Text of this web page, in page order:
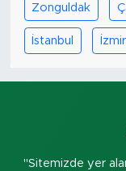
Zonguldak
İstanbul İzmir
"Sitemizde yer